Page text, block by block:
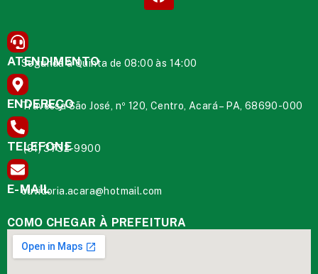
ATENDIMENTO
Segunda à Quinta de 08:00 às 14:00
ENDEREÇO
Travessa São José, nº 120, Centro, Acará – PA, 68690-000
TELEFONE
(91) 3732-9900
E-MAIL
ouvidoria.acara@hotmail.com
COMO CHEGAR À PREFEITURA